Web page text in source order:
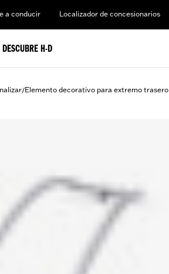
a conducir Localizador de concesionarios
DESCUBRE H-D
/Elemento decorativo para extremo trasero